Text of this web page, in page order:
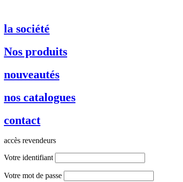
la société
Nos produits
nouveautés
nos catalogues
contact
accès revendeurs
Votre identifiant
Votre mot de passe